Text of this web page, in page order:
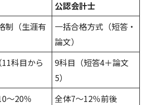
公認会計士
制（生涯有
一括合格方式（短答・
論文）
科目から
9科目（短答4＋論文
5）
～20％
全体7～12％前後